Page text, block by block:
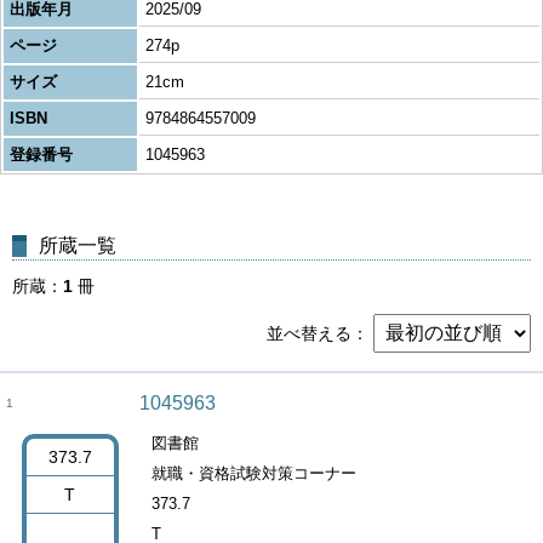
出版年月
2025/09
ページ
274p
サイズ
21cm
ISBN
9784864557009
登録番号
1045963
所蔵一覧
所蔵 1 冊
並べ替える
1
373.7
T
1045963
図書館
就職・資格試験対策コーナー
373.7
T